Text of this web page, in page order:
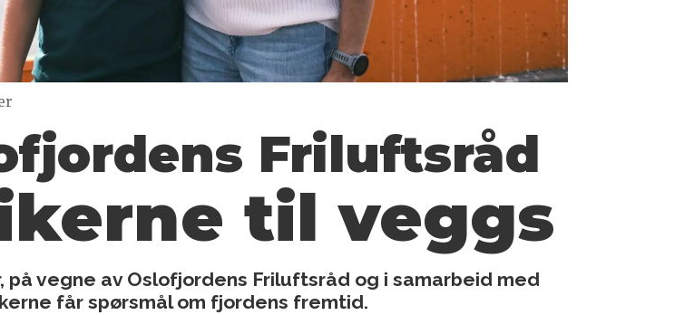
Friluftsråd
til veggs
på vegne av Oslofjordens Friluftsråd og i samarbeid med
får spørsmål om fjordens fremtid.